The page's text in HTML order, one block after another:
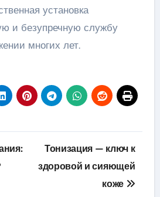
установка
и безупречную службу
многих лет.
Тонизация — ключ к
здоровой и сияющей
коже